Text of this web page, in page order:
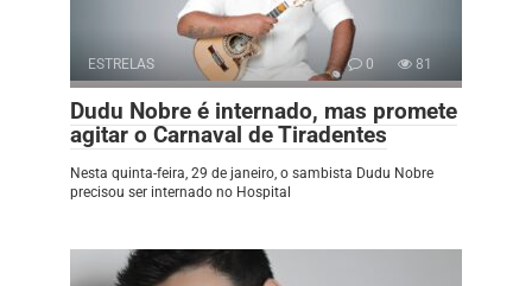
ESTRELAS 0 81
Dudu Nobre é internado, mas promete
agitar o Carnaval de Tiradentes
Nesta quinta-feira, 29 de janeiro, o sambista Dudu Nobre
precisou ser internado no Hospital